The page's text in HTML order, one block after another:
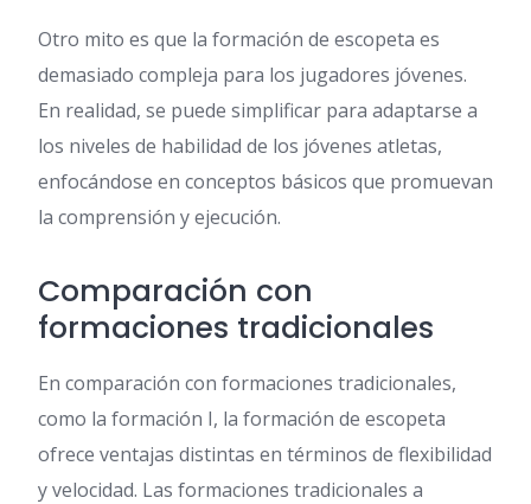
Otro mito es que la formación de escopeta es
demasiado compleja para los jugadores jóvenes.
En realidad, se puede simplificar para adaptarse a
los niveles de habilidad de los jóvenes atletas,
enfocándose en conceptos básicos que promuevan
la comprensión y ejecución.
Comparación con
formaciones tradicionales
En comparación con formaciones tradicionales,
como la formación I, la formación de escopeta
ofrece ventajas distintas en términos de flexibilidad
y velocidad. Las formaciones tradicionales a